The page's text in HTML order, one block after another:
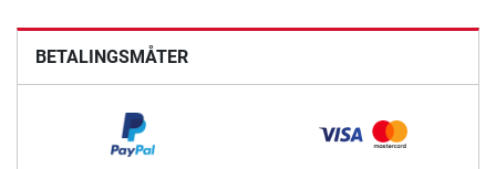
BETALINGSMÅTER